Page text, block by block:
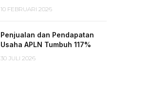
10 FEBRUARI 2026
Penjualan dan Pendapatan
Usaha APLN Tumbuh 117%
30 JULI 2026